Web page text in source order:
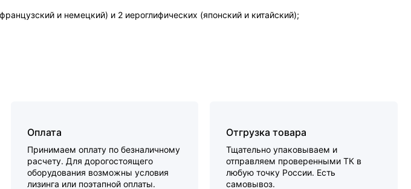
и немецкий) и 2 иероглифических (японский и китайский);
Оплата
Принимаем оплату по безналичному
расчету. Для дорогостоящего
оборудования возможны условия
лизинга или поэтапной оплаты.
Отгрузка товара
Тщательно упаковываем и
отправляем проверенными ТК в
любую точку России. Есть
самовывоз.